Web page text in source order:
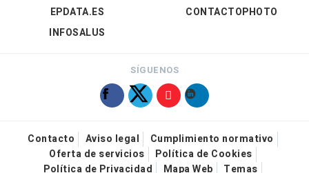
EPDATA.ES
INFOSALUS
CONTACTOPHOTO
SÍGUENOS
Contacto Aviso legal
Cumplimiento normativo
Oferta de servicios
Política de Cookies
Política de Privacidad
Mapa Web Temas